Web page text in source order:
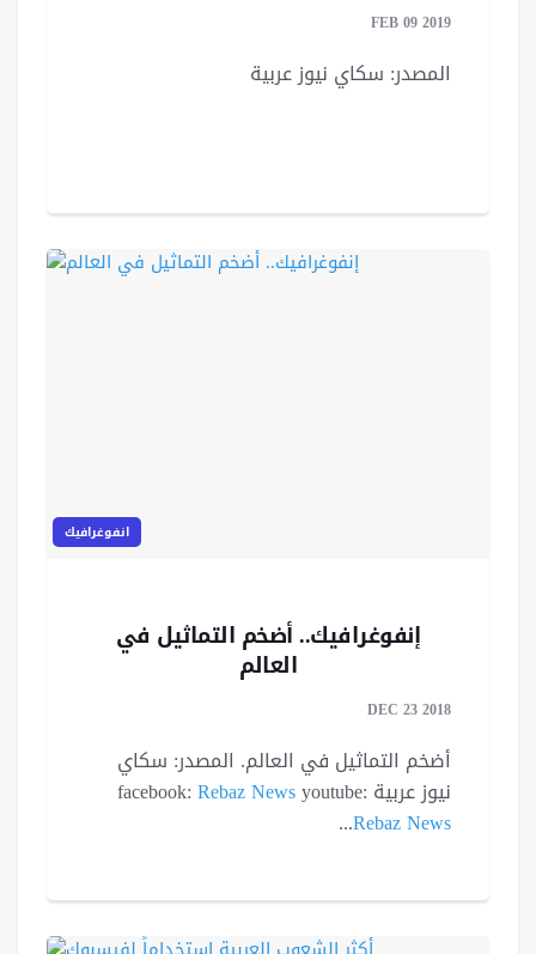
FEB 09 2019
المصدر: سكاي نيوز عربية
انفوغرافيك
إنفوغرافيك.. أضخم التماثيل في
العالم
DEC 23 2018
أضخم التماثيل في العالم. المصدر: سكاي
نيوز عربية facebook:
Rebaz Newsyoutube:
Rebaz News
...